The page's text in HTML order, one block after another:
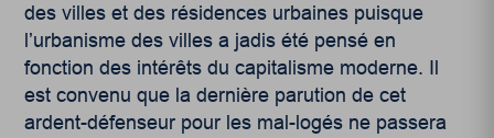
des villes et des résidences urbaines puisque
l’urbanisme des villes a jadis été pensé en
fonction des intérêts du capitalisme moderne. Il
est convenu que la dernière parution de cet
ardent-défenseur pour les mal-logés ne passera